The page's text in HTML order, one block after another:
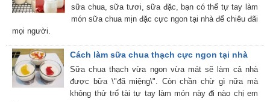
sữa chua, sữa tươi, sữa đặc, bạn có thể tự tay làm
món sữa chua mịn đặc cực ngon tại nhà để chiêu đãi
mọi người.
Cách làm sữa chua thạch cực ngon tại nhà
Sữa chua thạch vừa ngon vừa mát sẽ làm cả nhà
được bữa \"đã miệng\". Còn chần chừ gì nữa mà
không thử trổ tài tự tay làm món này đi nào chị em